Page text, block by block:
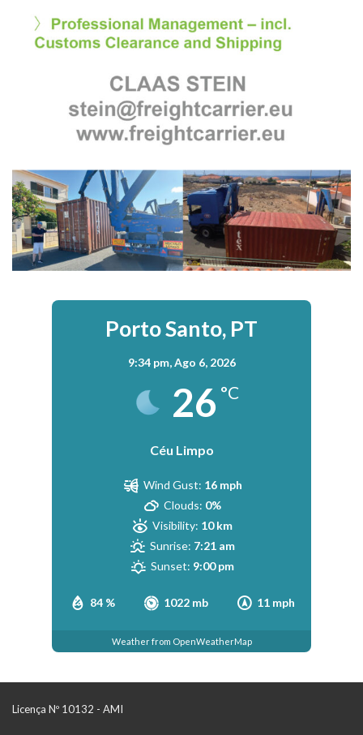
Porto Santo, PT
9:34 pm,Ago 6, 2026
26 °C
Céu Limpo
84 % 1022 mb 11 mph
Wind Gust: 16 mph
Clouds: 0%
Visibility: 10 km
Sunrise: 7:21 am
Sunset: 9:00 pm
Weather from OpenWeatherMap
Licença Nº 10132 - AMI